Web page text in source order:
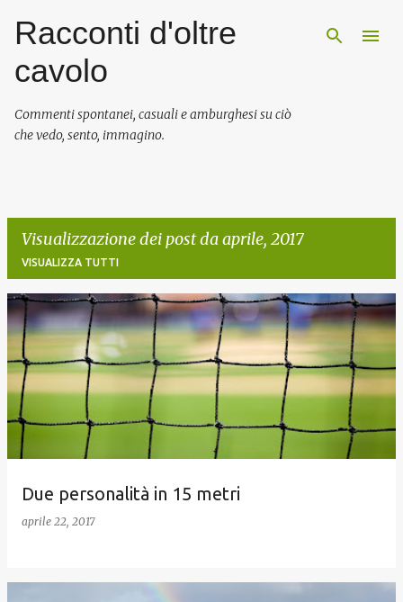
Passa ai contenuti principali
Racconti d'oltre
cavolo
Commenti spontanei, casuali e amburghesi su ciò
che vedo, sento, immagino.
Visualizzazione dei post da aprile, 2017
VISUALIZZA TUTTI
P
s
t
Due personalità in 15 metri
aprile 22, 2017